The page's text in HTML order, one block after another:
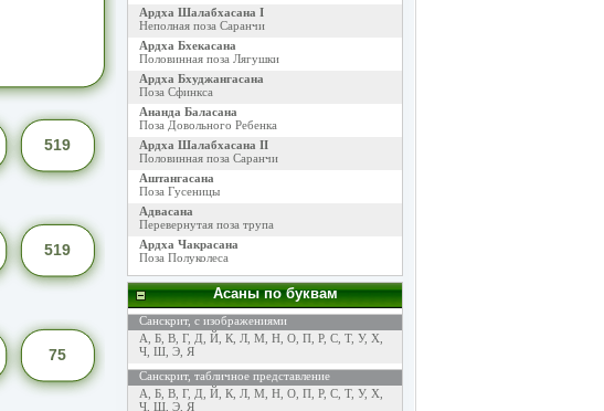
519
519
75
Ардха Шалабхасана I
Неполная поза Саранчи
Ардха Бхекасана
Половинная поза Лягушки
Ардха Бхуджангасана
Поза Сфинкса
Ананда Баласана
Поза Довольного Ребенка
Ардха Шалабхасана II
Половинная поза Саранчи
Аштангасана
Поза Гусеницы
Адвасана
Перевернутая поза трупа
Ардха Чакрасана
Поза Полуколеса
Асаны по буквам
Санскрит, с изображениями
А Б, В, Г, Д Й, К, Л, М Н, О, П, Р, С, Т, У, Х
Ч, Ш, Э, Я
Санскрит, табличное представление
А Б, В, Г, Д Й, К, Л, М Н, О, П, Р, С, Т, У, Х
Ч, Ш, Э, Я